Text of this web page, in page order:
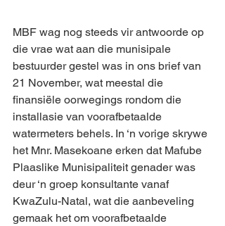
MBF wag nog steeds vir antwoorde op
die vrae wat aan die munisipale
bestuurder gestel was in ons brief van
21 November, wat meestal die
finansiële oorwegings rondom die
installasie van voorafbetaalde
watermeters behels. In ‘n vorige skrywe
het Mnr. Masekoane erken dat Mafube
Plaaslike Munisipaliteit genader was
deur ‘n groep konsultante vanaf
KwaZulu-Natal, wat die aanbeveling
gemaak het om voorafbetaalde